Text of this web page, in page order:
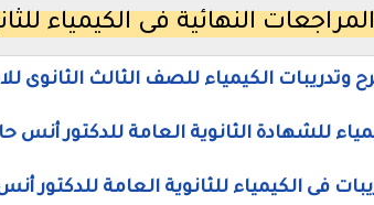
النهائية فى الكيمياء
وتدريبات الكيمياء للصف الثالث الثانوى
للشهادة الثانوية العامة للدكتور أنس
فى الكيمياء للثانوية العامة للدكتور